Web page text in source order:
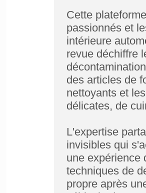
Cette
passionnés et
intérieure
revue déchiffre
des articles de
nettoyants et
délicates, de
L'expertise
invisibles qui
une expérience
techniques de
propre après